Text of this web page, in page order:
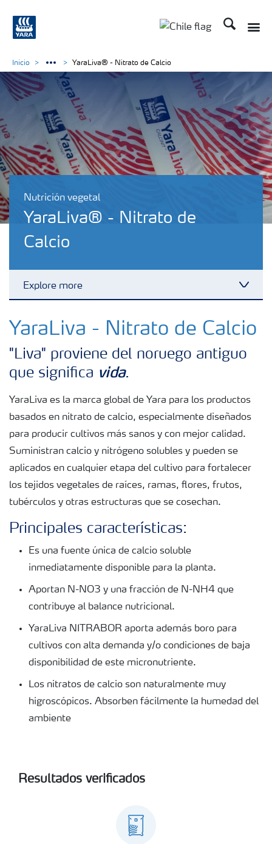
Buscar
Nutrición vegetal
YaraLiva® - Nitrato de
Calcio
Explore more
Fertilizantes con baja Huella de Carbono
Fertilizantes
Portafolio de Agricultura Digital
Almacenaje y manejo de fertilizantes
Inicio YaraLiva® - Nitrato de Calcio
YaraLiva - Nitrato de Calcio
"Liva" proviene del noruego antiguo
que significa vida.
YaraLiva es la marca global de Yara para los productos
basados en nitrato de calcio, especialmente diseñados
para producir cultivos más sanos y con mejor calidad.
Suministran calcio y nitrógeno solubles y pueden se
aplicados en cualquier etapa del cultivo para fortalecer
los tejidos vegetales de raíces, ramas, flores, frutos,
tubérculos y otras estructuras que se cosechan.
Principales características:
Es una fuente única de calcio soluble
inmediatamente disponible para la planta.
Aportan N-NO3 y una fracción de N-NH4 que
contribuye al balance nutricional.
YaraLiva NITRABOR aporta además boro para
cultivos con alta demanda y/o condiciones de baja
disponibilidad de este micronutriente.
Los nitratos de calcio son naturalmente muy
higroscópicos. Absorben fácilmente la humedad del
ambiente
Resultados verificados